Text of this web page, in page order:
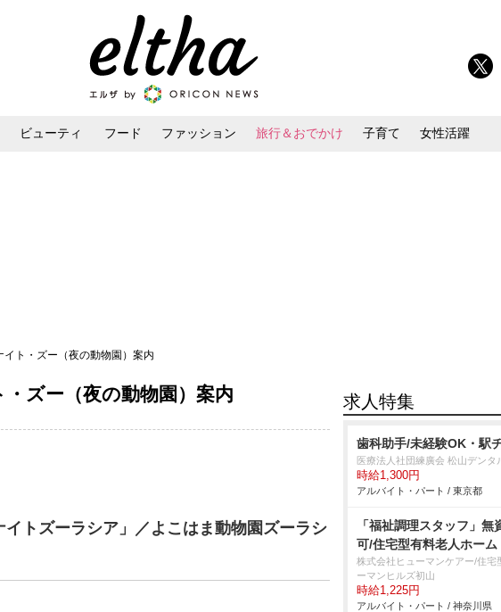
ビューティ フード ファッション 旅行＆おでかけ 子育て 女性活躍
ト・ズー（夜の動物園）案内
ズー（夜の動物園）案内
トズーラシア」／よこはま動物園ズーラシ
求人特集
歯科助手/未経験OK・駅
医療法人社団練廣会 松山デンタ
時給1,300円
アルバイト・パート / 東京都
「福祉調理スタッフ」
可/住宅型有料老人ホーム
株式会社ヒューマンケアー/住宅
ーマンヒルズ初山
時給1,225円
アルバイト・パート / 神奈川県